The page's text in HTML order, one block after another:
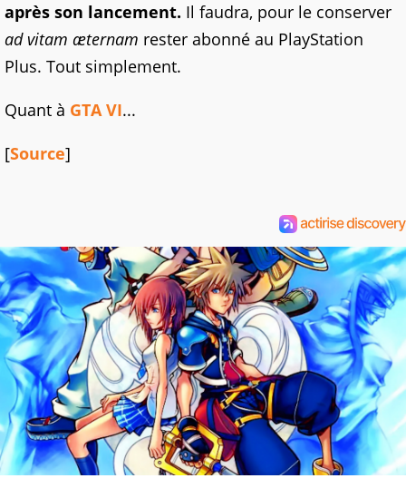
après son lancement. Il faudra, pour le conserver
ad vitam æternam rester abonné au PlayStation
Plus. Tout simplement.
Quant à GTA VI...
[Source]